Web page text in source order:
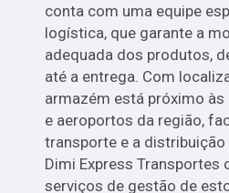
conta com uma equipe
logística, que garante a
adequada dos produtos,
até a entrega. Com
armazém está próximo
e aeroportos da região,
transporte e a
Dimi Express Transportes
serviços de gestão de